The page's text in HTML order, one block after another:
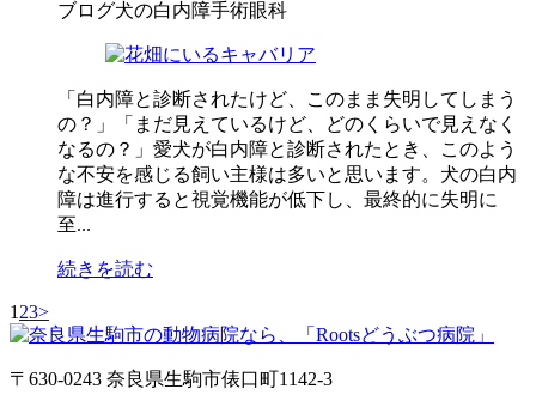
ブログ犬の白内障手術眼科
「白内障と診断されたけど、このまま失明してしまう
の？」「まだ見えているけど、どのくらいで見えなく
なるの？」愛犬が白内障と診断されたとき、このよう
な不安を感じる飼い主様は多いと思います。犬の白内
障は進行すると視覚機能が低下し、最終的に失明に
至...
続きを読む
1 23>
〒630-0243 奈良県生駒市俵口町1142-3